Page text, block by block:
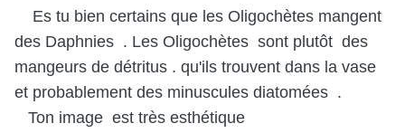
Es tu bien certains que les Oligochètes mangent
des Daphnies . Les Oligochètes sont plutôt des
mangeurs de détritus . qu'ils trouvent dans la vase
et probablement des minuscules diatomées .
Ton image est très esthétique